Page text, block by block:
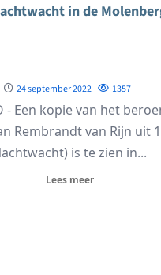
in de
24 september 2022 1357
- Een kopie van het
Rembrandt van Rijn uit
is te zien in...
Lees meer